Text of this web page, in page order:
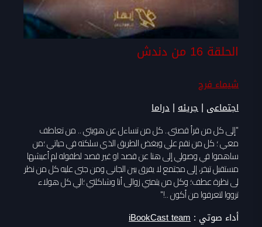
الحلقة 16 من دندش
شيماء فرح
اجتماعى |جريئه|دراما
"إلى كل من قرأ قصتى.. كل من تساءل عن هويتي .. من تعاطف
معي ؛ كل من نقم علي وبغض الطريق الذي سلكته في حياتي ؛من
ساهموا في وصولي إلى هنا عن قصد او غير قصد لطفوله لم أعيشها
مستقبل تبخر، إلى مجتمع لا يفرق بين الجانى ومن جنى عليه كل من نظر
لى نظرة عطف؛ وكل من يتمني زوالى أنا وشاكلتي ؛الي كل هولاء
ترووا لتعرفوا من أكون ..!"
أداء صوتي :iBookCast team